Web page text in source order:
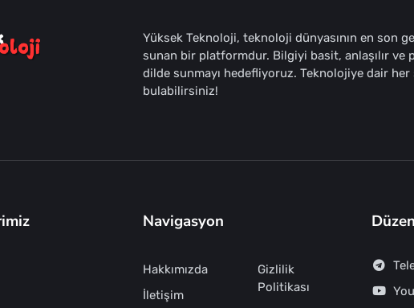
Yüksek Teknoloji, teknoloji dünyasının en son
sunan bir platformdur. Bilgiyi basit, anlaşılır ve
dilde sunmayı hedefliyoruz. Teknolojiye dair her
bulabilirsiniz!
Navigasyon
Hakkımızda
İletişim
Gizlilik
Politikası